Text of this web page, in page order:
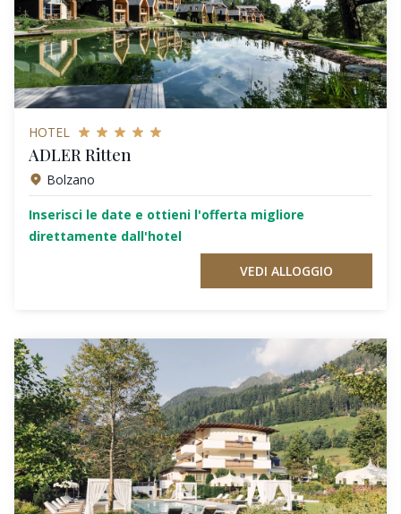
HOTEL
ADLER Ritten
Bolzano
Inserisci le date e ottieni l'offerta migliore
direttamente dall'hotel
VEDI ALLOGGIO